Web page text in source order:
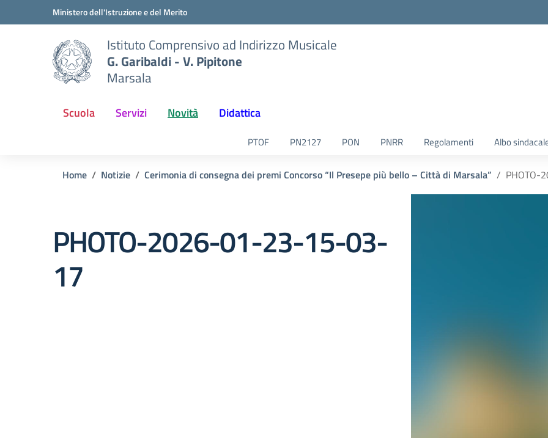
Vai ai contenuti
Vai al menu di navigazioneMinistero dell'Istruzione e del Merito
Istituto Comprensivo ad Indirizzo Musicale
G. Garibaldi - V. Pipitone
Marsala
Scuola Servizi Novità Didattica
PTOF PN2127 PON PNRR Regolamenti Albo
Home Notizie Cerimonia di consegna dei premi Concorso “Il Presepe più bello – Città di Marsala”
PHOTO-2026-01-23-15-03-
17